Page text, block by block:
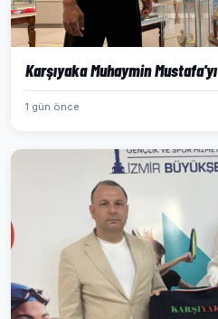
Karşıyaka Muhaymin
1 gün önce